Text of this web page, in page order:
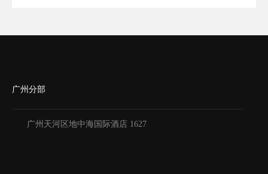
广州分部
广州天河区地中海国际酒店 1627